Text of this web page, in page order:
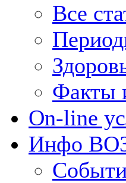
Все
Факты
On-line
Инфо